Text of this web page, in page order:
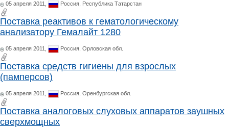
05 апреля 2011, Россия, Республика Татарстан
Поставка реактивов к гематологическому
анализатору Гемалайт 1280
05 апреля 2011, Россия, Орловская обл.
Поставка средств гигиены для взрослых
(памперсов)
05 апреля 2011, Россия, Оренбургская обл.
Поставка аналоговых слуховых аппаратов заушных
сверхмощных